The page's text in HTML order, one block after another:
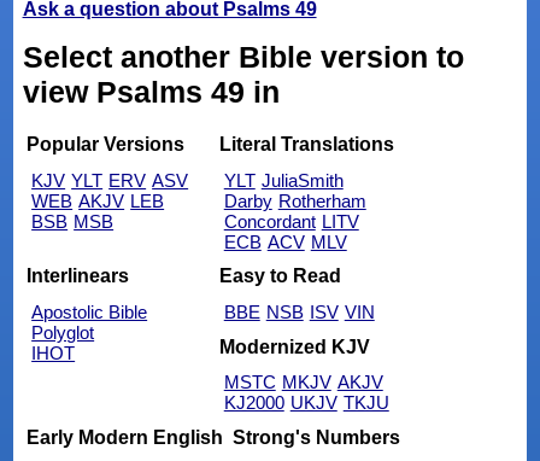
Ask a question about Psalms 49
Select another Bible version to
view Psalms 49 in
Popular Versions
KJV YLT ERV ASV
WEB AKJV LEB
BSB MSB
Literal Translations
YLT JuliaSmith
Darby Rotherham
Concordant LITV
ECB ACV MLV
Interlinears
Apostolic Bible
Polyglot
IHOT
Easy to Read
BBE NSB ISV VIN
Modernized KJV
MSTC MKJV AKJV
KJ2000 UKJV TKJU
Early Modern English Strong's Numbers